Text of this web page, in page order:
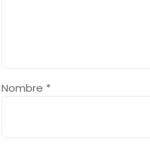
Nombre *